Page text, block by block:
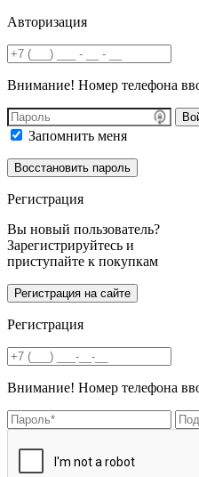
Авторизация
Внимание! Номер телефона
Запомнить меня
Регистрация
Вы новый пользователь?
Зарегистрируйтесь и
приступайте к покупкам
Регистрация
Внимание! Номер телефона